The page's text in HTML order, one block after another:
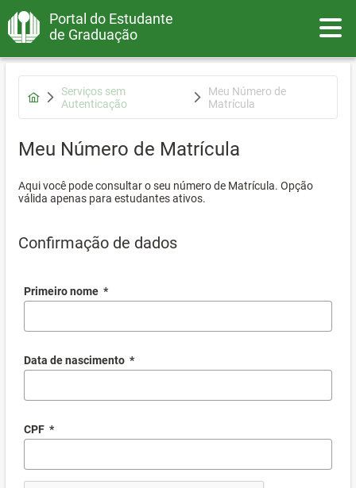
Portal do Estudante
de Graduação
Serviços sem
Autenticação
Meu Número de
Matrícula
Meu Número de Matrícula
Aqui você pode consultar o seu número de Matrícula. Opção
válida apenas para estudantes ativos.
Confirmação de dados
Primeiro nome *
Data de nascimento *
CPF *